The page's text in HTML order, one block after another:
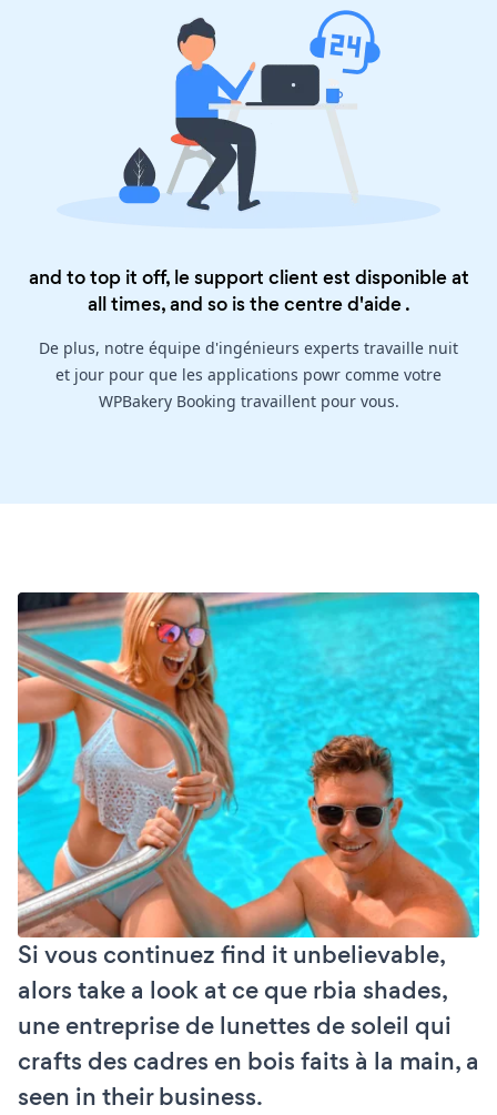
and to top it off, le support client est disponible at
all times, and so is thecentre d'aide.
De plus, notre équipe d'ingénieurs experts travaille nuit
et jour pour que les applications powr comme votre
WPBakery Booking travaillent pour vous.
Si vous continuez find it unbelievable,
alors take a look at ce que rbia shades,
une entreprise de lunettes de soleil qui
crafts des cadres en bois faits à la main, a
seen in their business.